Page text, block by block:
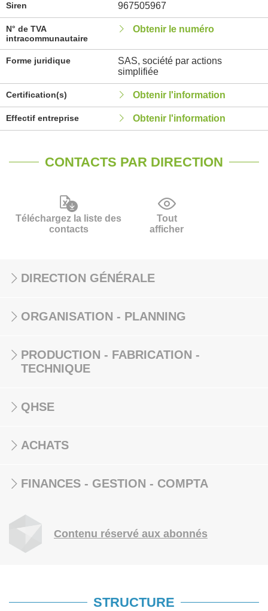
Siren 967505967
N° de TVA
intracommunautaire
Obtenir le numéro
Forme juridique
SAS, société par actions
simplifiée
Certification(s) Obtenir l'information
Effectif entreprise Obtenir l'information
CONTACTS PAR DIRECTION
Téléchargez la liste des
contacts
Tout
afficher
DIRECTION GÉNÉRALE
ORGANISATION - PLANNING
PRODUCTION - FABRICATION -
TECHNIQUE
QHSE
ACHATS
FINANCES - GESTION - COMPTA
Contenu réservé aux abonnés
STRUCTURE